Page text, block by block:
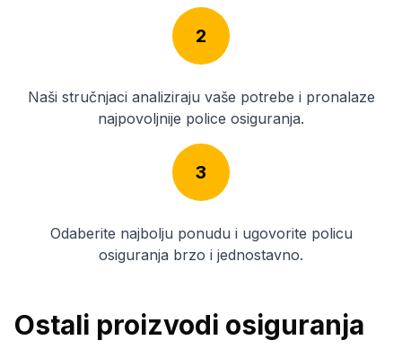
2
Naši stručnjaci analiziraju vaše potrebe i pronalaze
najpovoljnije police osiguranja.
3
Odaberite najbolju ponudu i ugovorite policu
osiguranja brzo i jednostavno.
Ostali proizvodi osiguranja